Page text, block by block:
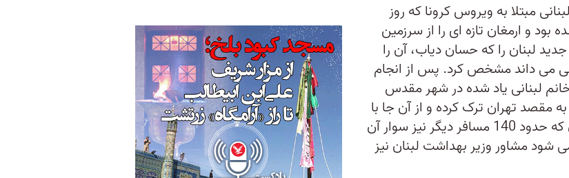
مبتلا به ویروس کرونا که روز
بود و ارمغان تازه ای را از سرزمین
لبنان را که حسان دیاب، آن را
می داند مشخص کرد. پس از انجام
لبنانی یاد شده در شهر مقدس
مقصد تهران ترک کرده و از آن جا با
هواپیمای متعلق به شرکت هواپیمایی ماهان که حدود 140 مسافر دیگر نیز سوار آن
شود مشاور وزیر بهداشت لبنان نیز